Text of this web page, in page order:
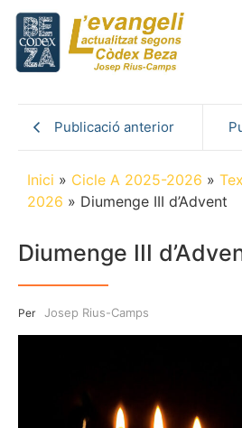
Publicació anterior
Inici » Cicle A 2025-2026 »
2026 » Diumenge III d’Advent
Diumenge III
Per Josep Rius-Camps